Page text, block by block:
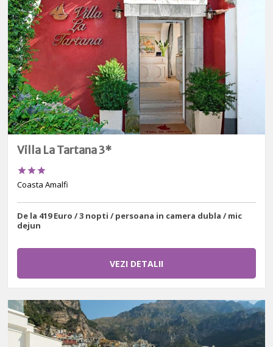
Villa La Tartana 3*

Coasta Amalfi
De la 419 Euro / 3 nopti / persoana in camera dubla / mic
dejun
VEZI DETALII